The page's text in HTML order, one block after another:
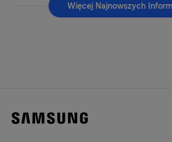
Więcej Najnowszych